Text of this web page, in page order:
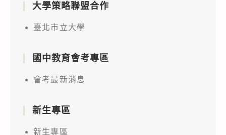
大學策略聯盟合作
臺北市立大學
國中教育會考專區
會考最新消息
新生專區
新生專區